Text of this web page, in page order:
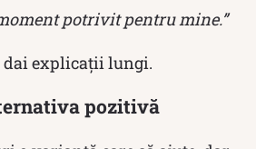
potrivit pentru mine.”
dai explicații lungi.
pozitivă